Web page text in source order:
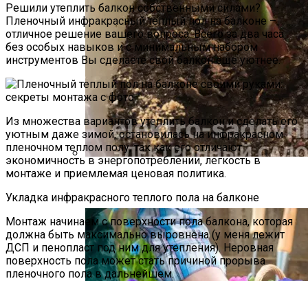
Как Прорастить Канны После Зимы –
Решили утеплить балкон собственными силами?
Пленочный инфракрасный теплый пол на балконе –
отличное решение вашего вопроса. Всего за два часа
без особых навыков и с минимальным набором
инструментов Вы сделаете свой балкон еще уютнее.
Из множества вариантов утеплить балкон и сделать его
уютным даже зимой, остановилась на инфракрасном
пленочном теплом полу, так как его отличают
экономичность в энергопотреблении, легкость в
монтаже и приемлемая ценовая политика.
Укладка инфракрасного теплого пола на балконе
Монтаж начинаем с поверхности пола балкона, которая
должна быть максимально выровнена (у меня лежит
ДСП и пенопласт под ним для утепления). Неровная
поверхность пола может стать причиной прорыва
пленочного пола в дальнейшем.